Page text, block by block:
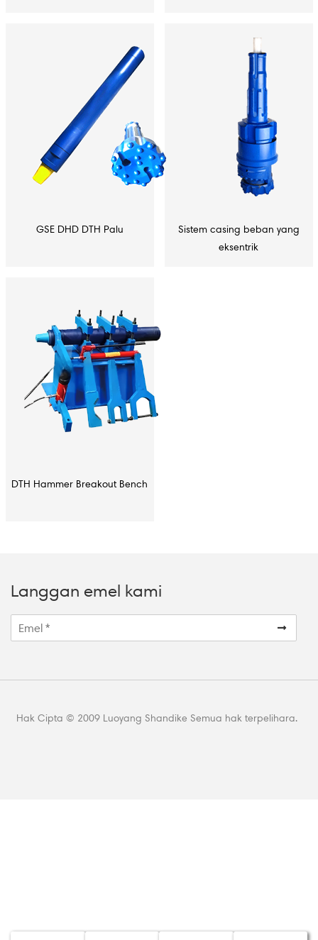
GSE DHD DTH Palu
Sistem casing beban yang
eksentrik
DTH Hammer Breakout Bench
Langgan emel kami
Hak Cipta © 2009 Luoyang Shandike Semua hak terpelihara.